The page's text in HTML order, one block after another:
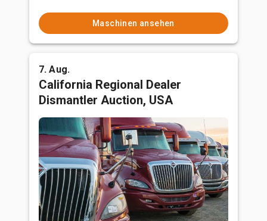
Maschinen ansehen
7. Aug.
California Regional Dealer
Dismantler Auction, USA